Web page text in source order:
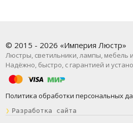
© 2015 - 2026 «Империя Люстр»
Люстры, светильники, лампы, мебель
Надёжно, быстро, с гарантией и
Политика обработки персональных
❯ Разработка сайта